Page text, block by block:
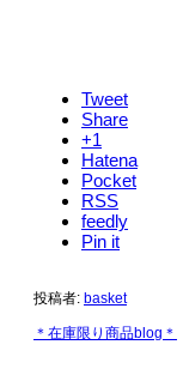
Tweet
Share
+1
Hatena
Pocket
RSS
feedly
Pin it
投稿者: basket
＊在庫限り商品blog＊